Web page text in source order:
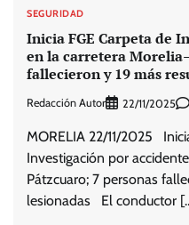
SEGURIDAD
Inicia FGE Carpeta de
en la carretera
fallecieron y 19 más
Redacción Autor 22/11/2025
MORELIA 22/11/2025
Investigación por
Pátzcuaro; 7 personas
lesionadas El conductor